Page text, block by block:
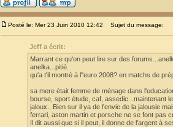
Posté le: Mer 23 Juin 2010 12:42 Sujet du message:
Jeff a écrit:
Marrant ce qu'on peut lire sur des
anelka...pitié.
qu'a t'il montré à l"euro 2008? en matchs de
sa mere était femme de ménage dans
bourse, sport étude, caf, assedic...maintenant
jaloux...Bien sur il ya de l'envie de la jalousie
ferrari, aston martin et porsche ne se font pas
Il dit aussi que si il peut, il donne de l'argent à